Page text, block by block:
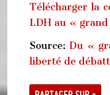
Télécharger la
LDH au «
Source: Du «
liberté de